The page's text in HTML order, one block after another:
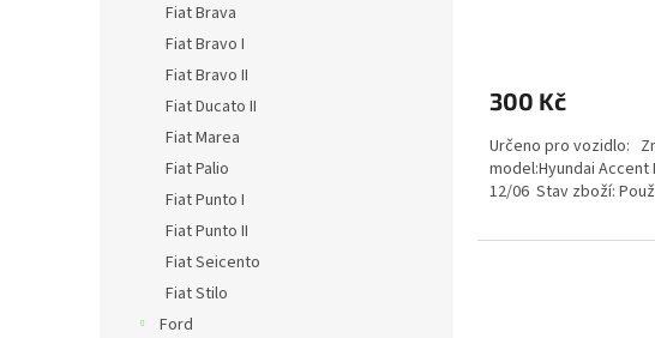
Fiat Brava
Fiat Bravo I
Fiat Bravo II
Fiat Ducato II
Fiat Marea
Fiat Palio
Fiat Punto I
Fiat Punto II
Fiat Seicento
Fiat Stilo
Ford
300 Kč
Určeno pro vozidlo:
model:Hyundai Accent
12/06 Stav zboží: